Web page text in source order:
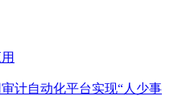
计自动化平台实现“人少事